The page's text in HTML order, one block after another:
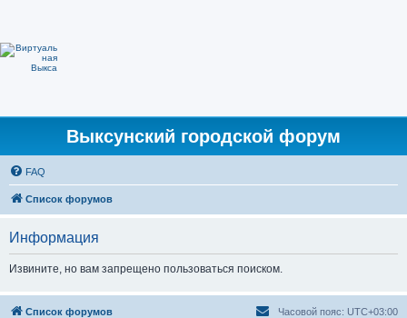
Выксунский городской форум
FAQ
Список форумов
Информация
Извините, но вам запрещено пользоваться поиском.
Список форумов Часовой пояс: UTC+03:00